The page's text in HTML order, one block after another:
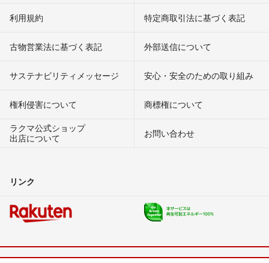
利用規約 特定商取引法に基づく表記
古物営業法に基づく表記 外部送信について
サステナビリティメッセージ 安心・安全のための取り組み
権利侵害について
商標権について
ラクマ公式ショップ
出店について
お問い合わせ
リンク